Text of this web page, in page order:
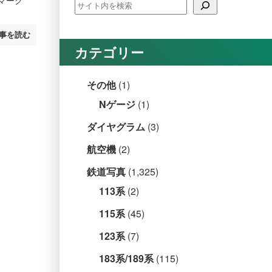
を読む
カテゴリー
その他(1)
Nゲージ (1)
ダイヤグラム (3)
航空機 (2)
鉄道写真 (1,325)
113系(2)
115系(45)
123系(7)
183系/189系(115)